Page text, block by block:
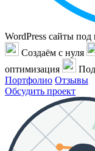
WordPress сайты под
Создаём с нуля
оптимизация
Портфолио Отзывы
Обсудить проект